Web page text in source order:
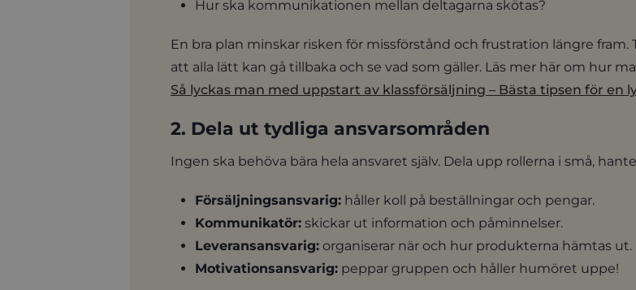
Hur ska kommunikationen mellan deltagarna skötas?
En bra plan minskar risken för missförstånd och frustration längre
att alla lätt kan gå tillbaka och se vad som gäller. Läs mer här om hur
Så lyckas man med uppstart av klassförsäljning – Bästa tipsen för en
2. Dela ut tydliga ansvarsområden
Ingen ska behöva bära hela ansvaret själv. Dela upp rollerna i små,
Försäljningsansvarig: håller koll på beställningar och pengar.
Kommunikatör: skickar ut information och påminnelser.
Leveransansvarig: organiserar när och hur produkterna hämtas ut.
Motivationsansvarig: peppar gruppen och håller humöret uppe!